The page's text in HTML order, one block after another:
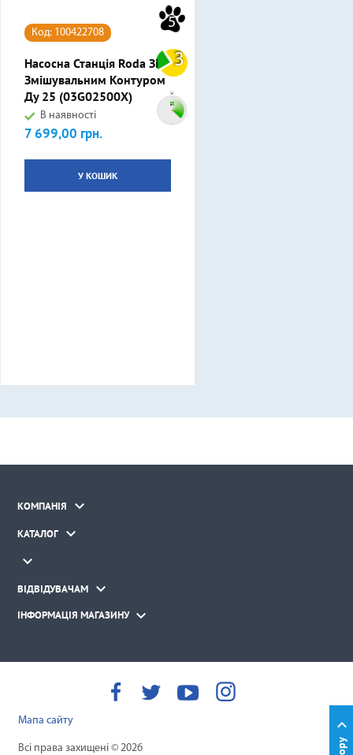
5
3
Код: 100422708
Насосна Станція Roda Зі
Змішувальним Контуром
Ду 25 (03G02500X)
В наявності
Ціна
7 699,00 грн.
У КОШИК

КОМПАНІЯ 
КАТАЛОГ 

ВІДВІДУВАЧАМ 
ІНФОРМАЦІЯ МАГАЗИНУ 
Мапа сайту
Всі права захищені © 2026